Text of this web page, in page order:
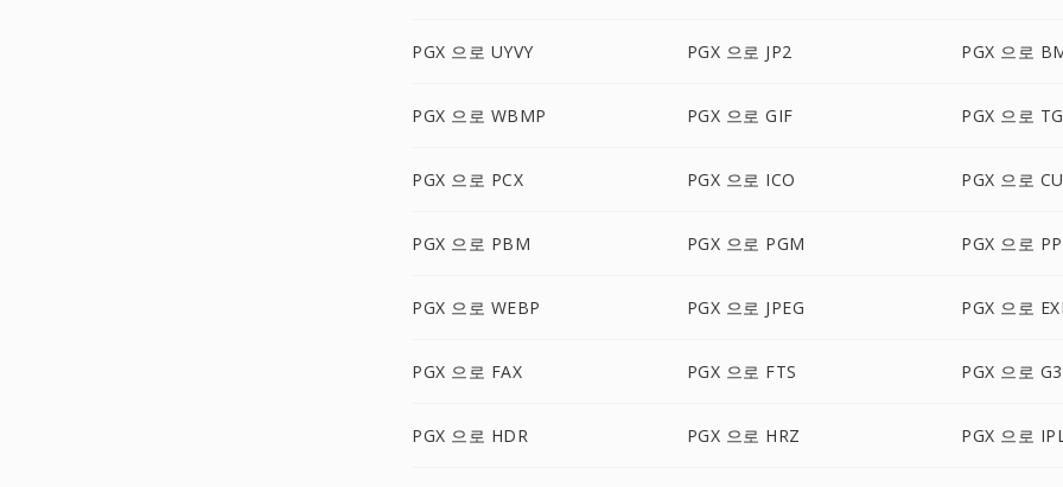
PGX 으로 UYVY PGX 으로 JP2 PGX 으로
PGX 으로 WBMP PGX 으로 GIF PGX 으로
PGX 으로 PCX PGX 으로 ICO PGX 으로
PGX 으로 PBM PGX 으로 PGM PGX 으로
PGX 으로 WEBP PGX 으로 JPEG PGX 으로
PGX 으로 FAX PGX 으로 FTS PGX 으로 G3
PGX 으로 HDR PGX 으로 HRZ PGX 으로